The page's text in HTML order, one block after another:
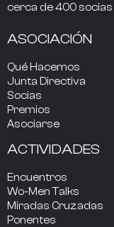
cerca de400 socias
ASOCIACIÓN
Qué Hacemos
Junta Directiva
Socias
Premios
Asociarse
ACTIVIDADES
Encuentros
Wo-Men Talks
Miradas Cruzadas
Ponentes